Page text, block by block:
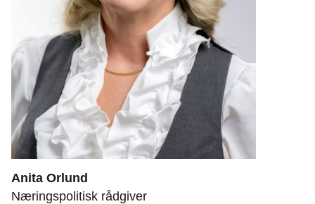
Anita Orlund
Næringspolitisk rådgiver